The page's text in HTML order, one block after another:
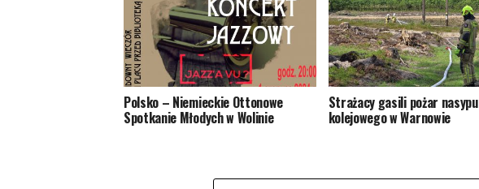
Polsko – Niemieckie Ottonowe
Spotkanie Młodych w Wolinie
Strażacy gasili pożar nasypu
kolejowego w Warnowie